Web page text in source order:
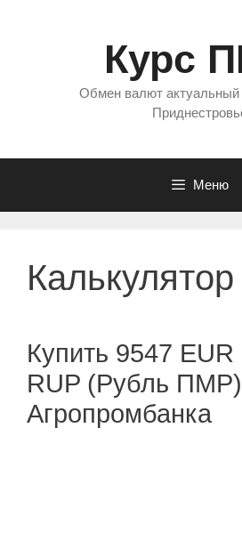
Курс
Обмен валют актуальный
Меню
Купить 9547
RUP (Рубль ПМР)
Агропромбанка